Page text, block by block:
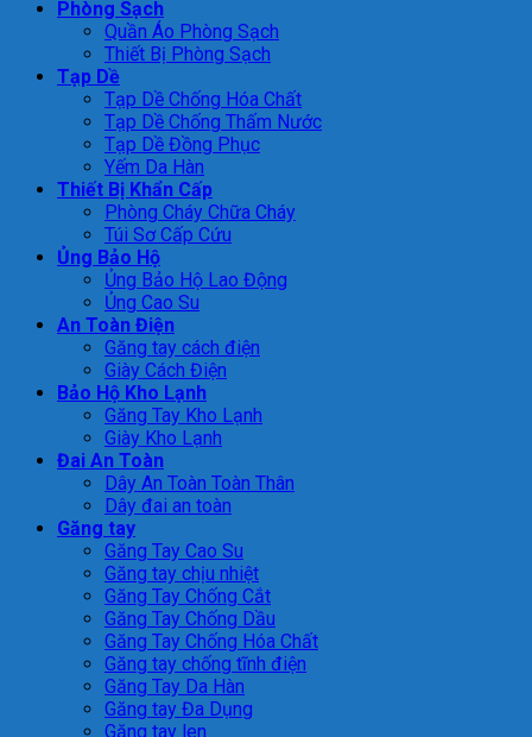
Phòng Sạch
Quần Áo Phòng Sạch
Thiết Bị Phòng Sạch
Tạp Dề
Tạp Dề Chống Hóa Chất
Tạp Dề Chống Thấm Nước
Tạp Dề Đồng Phục
Yếm Da Hàn
Thiết Bị Khẩn Cấp
Phòng Cháy Chữa Cháy
Túi Sơ Cấp Cứu
Ủng Bảo Hộ
Ủng Bảo Hộ Lao Động
Ủng Cao Su
An Toàn Điện
Găng tay cách điện
Giày Cách Điện
Bảo Hộ Kho Lạnh
Găng Tay Kho Lạnh
Giày Kho Lạnh
Đai An Toàn
Dây An Toàn Toàn Thân
Dây đai an toàn
Găng tay
Găng Tay Cao Su
Găng tay chịu nhiệt
Găng Tay Chống Cắt
Găng Tay Chống Dầu
Găng Tay Chống Hóa Chất
Găng tay chống tĩnh điện
Găng Tay Da Hàn
Găng tay Đa Dụng
Găng tay len